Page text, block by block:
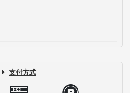
支付方式